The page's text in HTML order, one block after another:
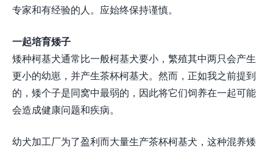
专家和有经验的人。应始终保持谨慎。
一起培育矮子
矮种柯基犬通常比一般柯基犬要小，繁殖其中两只会产生
更小的幼崽，并产生茶杯柯基犬。然而，正如我之前提到
的，矮个子是同窝中最弱的，因此将它们饲养在一起可能
会造成健康问题和疾病。
幼犬加工厂为了盈利而大量生产茶杯柯基犬，这种混养矮